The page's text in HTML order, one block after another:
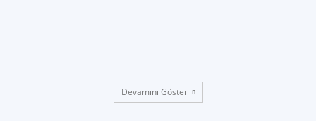
Devamını Göster